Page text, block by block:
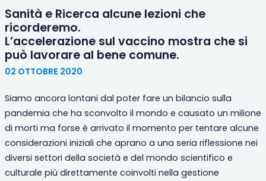
Sanità e Ricerca alcune lezioni che
ricorderemo.
L’accelerazione sul vaccino mostra che si
può lavorare al bene comune.
02 OTTOBRE 2020
Siamo ancora lontani dal poter fare un bilancio sulla
pandemia che ha sconvolto il mondo e causato un milione
di morti ma forse è arrivato il momento per tentare alcune
considerazioni iniziali che aprano a una seria riflessione nei
diversi settori della società e del mondo scientifico e
culturale più direttamente coinvolti nella gestione